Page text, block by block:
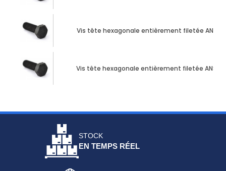
Vis tête hexagonale entièrement filetée ANSI
Vis tête hexagonale entièrement filetée ANSI
STOCK
EN TEMPS RÉEL